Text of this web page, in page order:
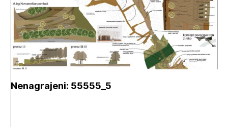
Nenagrajeni: 55555_5